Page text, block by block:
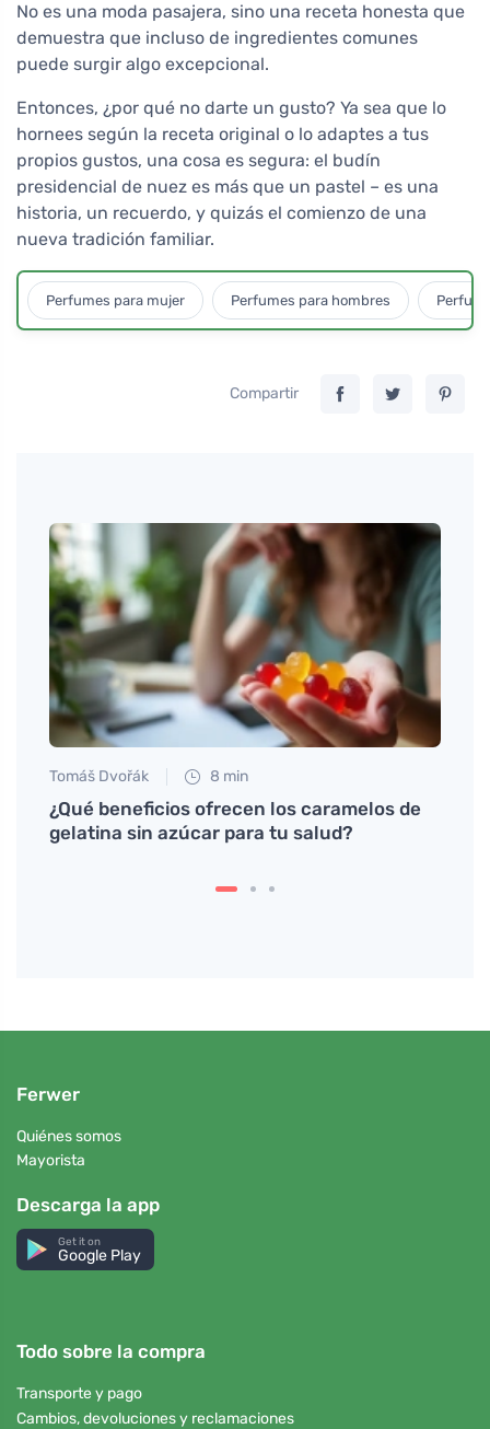
No es una moda pasajera, sino una receta honesta que
demuestra que incluso de ingredientes comunes
puede surgir algo excepcional.
Entonces, ¿por qué no darte un gusto? Ya sea que lo
hornees según la receta original o lo adaptes a tus
propios gustos, una cosa es segura: el budín
presidencial de nuez es más que un pastel – es una
historia, un recuerdo, y quizás el comienzo de una
nueva tradición familiar.
Perfumes para mujer Perfumes para hombres
Compartir
Tomáš Dvořák 8 min
¿Qué beneficios ofrecen los caramelos de
gelatina sin azúcar para tu salud?
Ferwer
Quiénes somos
Mayorista
Descarga la app
Get it on
Google Play
Todo sobre la compra
Transporte y pago
Cambios, devoluciones y reclamaciones